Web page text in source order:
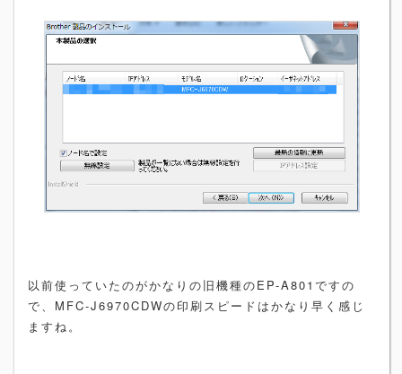
以前使っていたのがかなりの旧機種のEP-A801ですの
で、MFC-J6970CDWの印刷スピードはかなり早く感じ
ますね。